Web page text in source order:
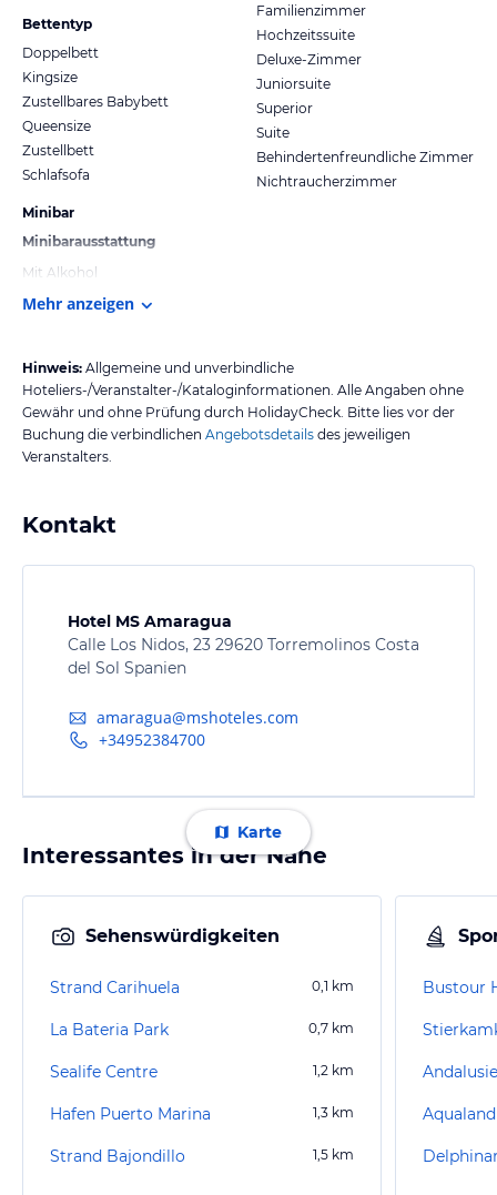
Bettentyp
Doppelbett
Kingsize
Zustellbares Babybett
Queensize
Zustellbett
Schlafsofa
Minibar
Minibarausstattung
Mit Alkohol
Familienzimmer
Hochzeitssuite
Deluxe-Zimmer
Juniorsuite
Superior
Suite
Behindertenfreundliche Zimmer
Nichtraucherzimmer
Mehr anzeigen
Hinweis: Allgemeine und unverbindliche
Hoteliers-/Veranstalter-/Kataloginformationen. Alle Angaben ohne
Gewähr und ohne Prüfung durch HolidayCheck. Bitte lies vor der
Buchung die verbindlichen Angebotsdetails des jeweiligen
Veranstalters.
Kontakt
Hotel MS Amaragua
Calle Los Nidos, 23 29620 Torremolinos Costa
del Sol Spanien
amaragua@mshoteles.com
+34952384700
Karte
Interessantes in der Nähe
Sehenswürdigkeiten
Strand Carihuela 0,1 km
La Bateria Park 0,7 km
Sealife Centre 1,2 km
Hafen Puerto Marina 1,3 km
Strand Bajondillo 1,5 km
Aqualand